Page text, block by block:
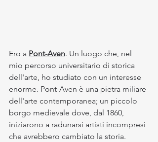
Ero a Pont-Aven. Un luogo che, nel
mio percorso universitario di storica
dell'arte, ho studiato con un interesse
enorme. Pont-Aven è una pietra miliare
dell'arte contemporanea; un piccolo
borgo medievale dove, dal 1860,
iniziarono a radunarsi artisti incompresi
che avrebbero cambiato la storia.